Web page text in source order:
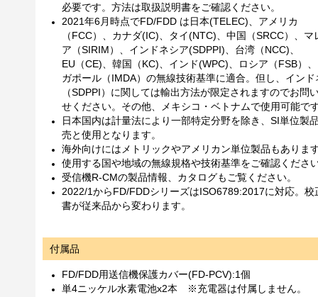
必要です。方法は取扱説明書をご確認ください。
2021年6月時点でFD/FDD は日本(TELEC)、アメリカ
（FCC）、カナダ(IC)、タイ(NTC)、中国（SRCC）、マ
ア（SIRIM）、インドネシア(SDPPI)、台湾（NCC)、
EU（CE)、韓国（KC)、インド(WPC)、ロシア（FSB）
ガポール（IMDA）の無線技術基準に適合。但し、インド
（SDPPI）に関しては輸出方法が限定されますのでお問
せください。その他、メキシコ・ベトナムで使用可能で
日本国内は計量法により一部特定分野を除き、SI単位製
売と使用となります。
海外向けにはメトリックやアメリカン単位製品もありま
使用する国や地域の無線規格や技術基準をご確認くださ
受信機R-CMの製品情報、カタログもご覧ください。
2022/1からFD/FDDシリーズはISO6789:2017に対応。校
書が従来品から変わります。
付属品
FD/FDD用送信機保護カバー(FD-PCV):1個
単4ニッケル水素電池x2本 ※充電器は付属しません。